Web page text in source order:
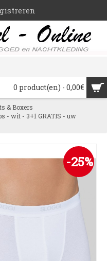
0 product(en) - 0,00€
& Boxers
- wit - 3+1 GRATIS - uw
-25%